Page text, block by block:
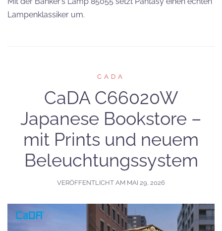
Lampenklassiker um.
CADA
CaDA C66020W
Japanese Bookstore –
mit Prints und neuem
Beleuchtungssystem
VERÖFFENTLICHT AM MAI 29, 2026